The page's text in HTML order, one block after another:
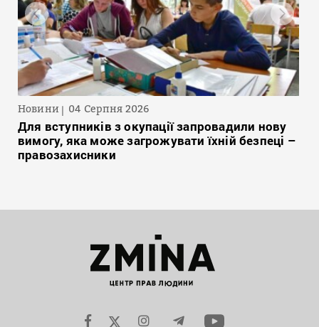
Новини 04 Серпня 2026
Для вступників з окупації запровадили нову
вимогу, яка може загрожувати їхній безпеці –
правозахисники